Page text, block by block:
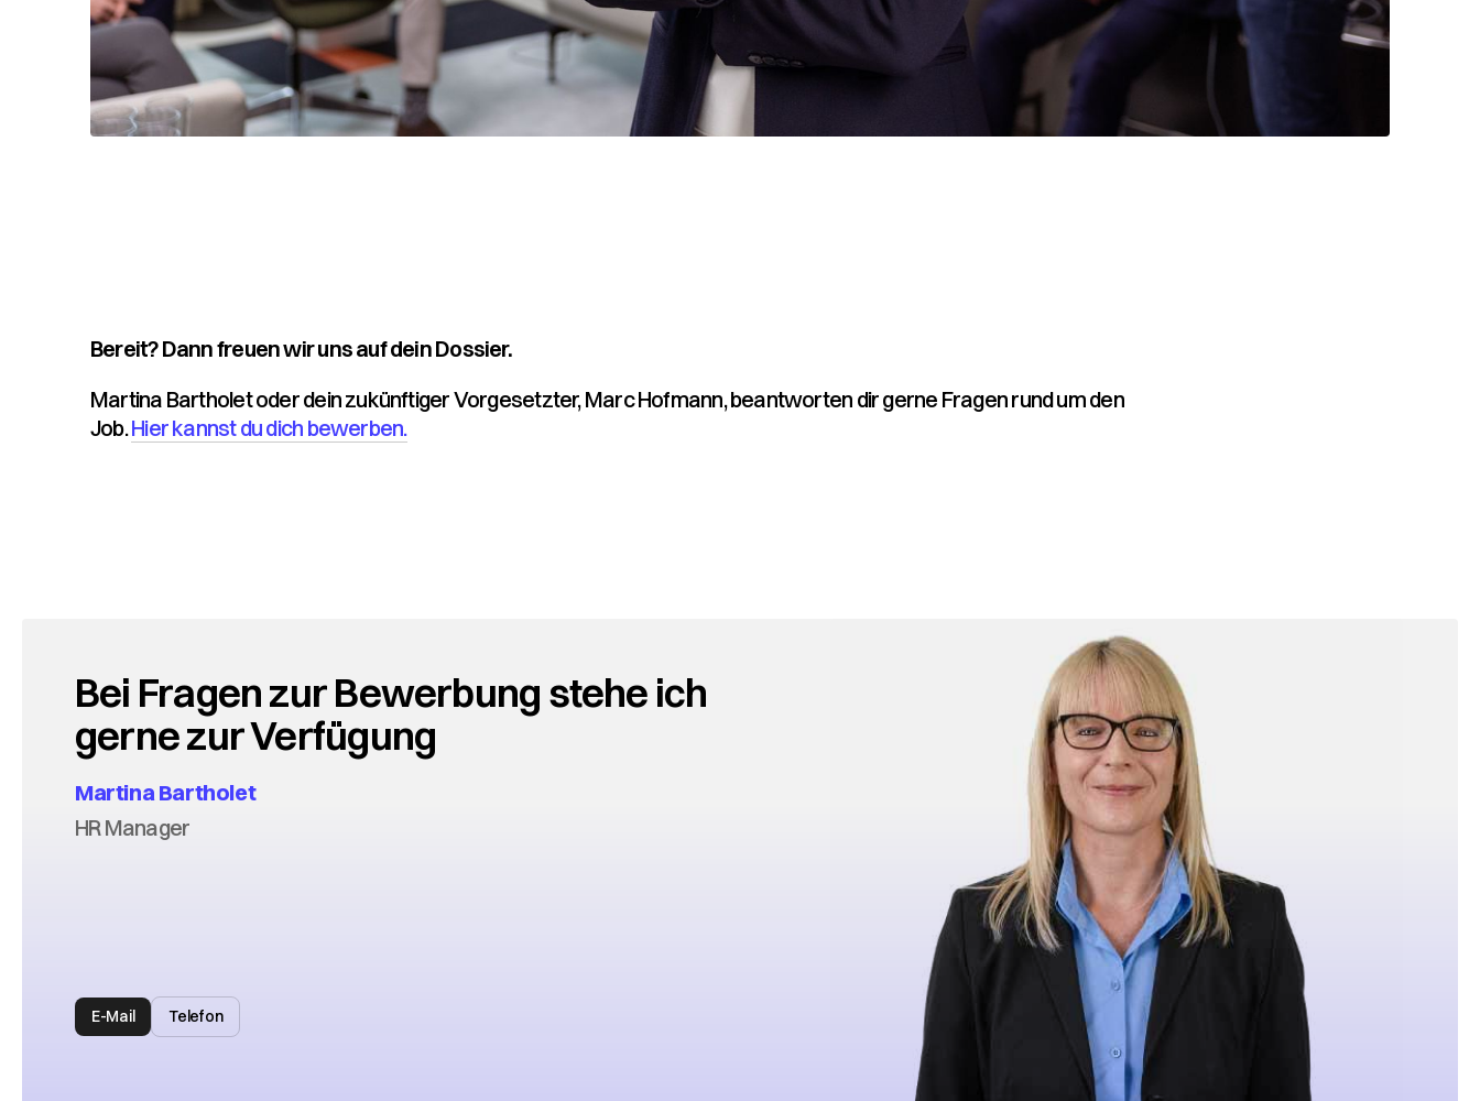
Bereit? Dann freuen wir uns auf dein Dossier.
Martina Bartholet oder dein zukünftiger Vorgesetzter, Marc Hofmann, beantworten dir gerne Fragen rund um den
Job.Hier kannst du dich bewerben.
Bei Fragen zur Bewerbung stehe ich
gerne zur Verfügung
Martina Bartholet
HR Manager
E-Mail Telefon